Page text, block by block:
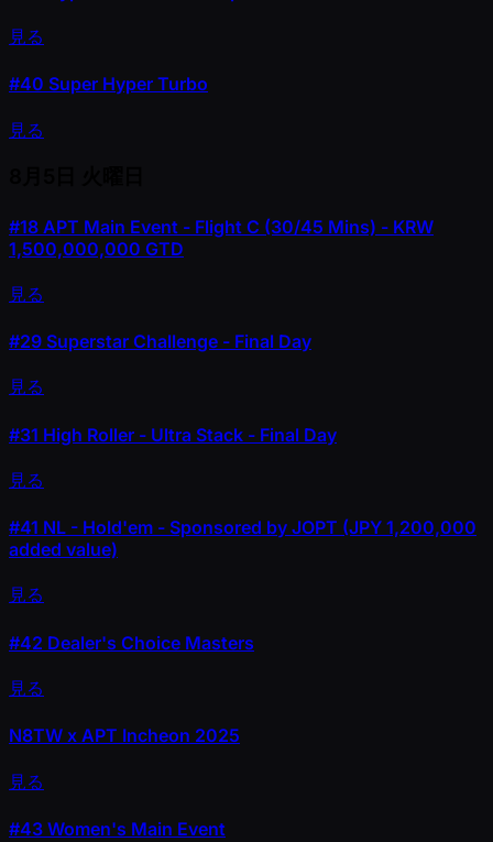
見る
#40 Super Hyper Turbo
見る
#18 APT Main Event - Flight C (30/45 Mins) - KRW
1,500,000,000 GTD
見る
#29 Superstar Challenge - Final Day
見る
#31 High Roller - Ultra Stack - Final Day
見る
#41 NL - Hold'em - Sponsored by JOPT (JPY 1,200,000
added value)
見る
#42 Dealer's Choice Masters
見る
N8TW x APT Incheon 2025
見る
#43 Women's Main Event